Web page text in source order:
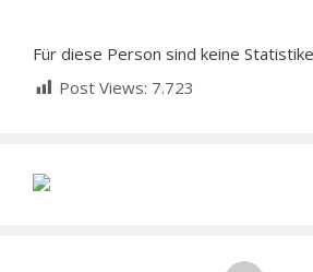
Für diese Person sind keine
Post Views: 7.723